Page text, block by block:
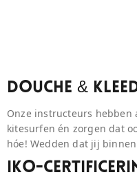
Douche &
Onze instructeurs hebben
kitesurfen én zorgen dat
hóe! Wedden dat jij
IKO-